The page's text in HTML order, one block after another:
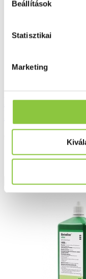
Beállítások
Statisztikai
Marketing
D-Cont